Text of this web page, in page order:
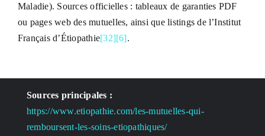
Maladie). Sources officielles : tableaux de garanties PDF
ou pages web des mutuelles, ainsi que listings de l’Institut
Français d’Étiopathie[32][6].
Sources principales :
https://www.etiopathie.com/les-mutuelles-qui-
remboursent-les-soins-etiopathiques/